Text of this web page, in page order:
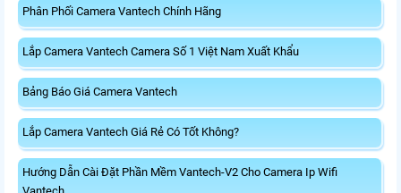
Phân Phối Camera Vantech Chính Hãng
Lắp Camera Vantech Camera Số 1 Việt Nam Xuất Khẩu
Bảng Báo Giá Camera Vantech
Lắp Camera Vantech Giá Rẻ Có Tốt Không?
Hướng Dẫn Cài Đặt Phần Mềm Vantech-V2 Cho Camera Ip Wifi